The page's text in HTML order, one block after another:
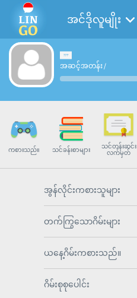
အင်ဒိုလူမျိုး
အဆင့်အတန်း/
ကစားသည်။ သင်ခန်းစာများ
သင်တန်းဆင်း
လက်မှတ်
အွန်လိုင်းကစားသူများ
တက်ကြွသောဂိမ်းများ
ယနေ့ဂိမ်းကစားသည်။
ဂိမ်းစုစုပေါင်း